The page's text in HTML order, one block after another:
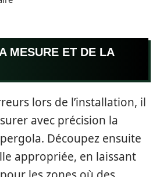
MESURE ET DE LA
lors de l’installation, il
avec précision la
Découpez ensuite
appropriée, en laissant